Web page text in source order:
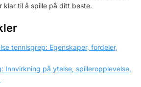
klar til å spille på ditt beste.
tennisgrep: Egenskaper, fordeler,
Innvirkning på ytelse, spilleropplevelse,